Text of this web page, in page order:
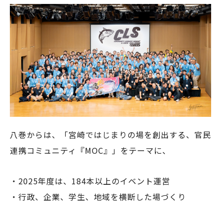
八巻からは、「宮崎ではじまりの場を創出する、官民
連携コミュニティ『MOC』」をテーマに、
・2025年度は、184本以上のイベント運営
・行政、企業、学生、地域を横断した場づくり